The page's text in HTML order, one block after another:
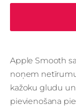
Apple Smooth
noņem
kažoku gludu
pievienošana